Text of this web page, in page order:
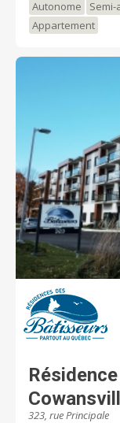
Autonome
Appartement
323, rue Principale